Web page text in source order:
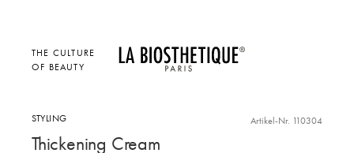
THE CULTURE
OF BEAUTY
STYLING Artikel-Nr. 110304
Thickening Cream